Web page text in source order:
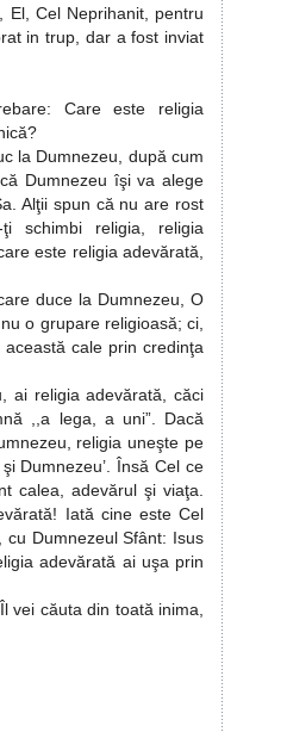
Cel Neprihanit, pentru
in trup, dar a fost inviat
Care este religia
la Dumnezeu, după cum
Dumnezeu îşi va alege
Alţii spun că nu are rost
schimbi religia, religia
este religia adevărată,
duce la Dumnezeu, O
o grupare religioasă; ci,
cale prin credinţa
ai religia adevărată, căci
,,a lega, a uni”. Dacă
religia uneşte pe
Dumnezeu’. Însă Cel ce
calea, adevărul şi viaţa.
Iată cine este Cel
Dumnezeul Sfânt: Isus
adevărată ai uşa prin
vei căuta din toată inima,